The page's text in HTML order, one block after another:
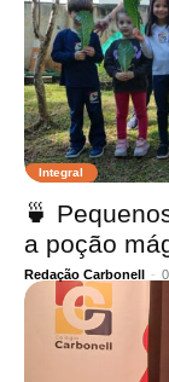
Integral
🍵
a poção
Redação Carbonell -